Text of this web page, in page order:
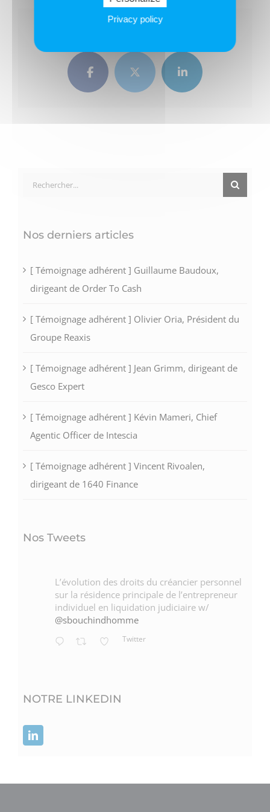
FacebookTwitter LinkedIn
Rechercher:
Nos derniers articles
[ Témoignage adhérent ] Guillaume Baudoux,
dirigeant de Order To Cash
[ Témoignage adhérent ] Olivier Oria, Président du
Groupe Reaxis
[ Témoignage adhérent ] Jean Grimm, dirigeant de
Gesco Expert
[ Témoignage adhérent ] Kévin Mameri, Chief
Agentic Officer de Intescia
[ Témoignage adhérent ] Vincent Rivoalen,
dirigeant de 1640 Finance
Nos Tweets
L’évolution des droits du créancier personnel
sur la résidence principale de l’entrepreneur
individuel en liquidation judiciaire w/
@sbouchindhomme
Twitter
NOTRE LINKEDIN
Privacy policy